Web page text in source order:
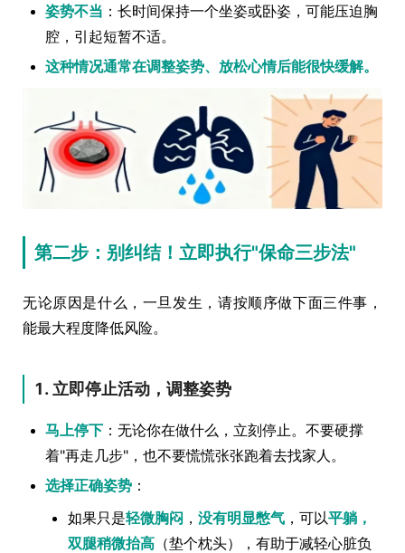
姿势不当 ：长时间保持一个坐姿或卧姿，可能压迫胸
腔，引起短暂不适。
这种情况通常在调整姿势、放松心情后能很快缓解。
第二步：别纠结！立即执行"保命三步法"
无论原因是什么，一旦发生，请按顺序做下面三件事，
能最大程度降低风险。
1. 立即停止活动，调整姿势
马上停下 ：无论你在做什么，立刻停止。不要硬撑
着"再走几步"，也不要慌慌张张跑着去找家人。
选择正确姿势 ：
如果只是轻微胸闷 ， 没有明显憋气 ，可以平躺，
双腿稍微抬高 （垫个枕头），有助于减轻心脏负